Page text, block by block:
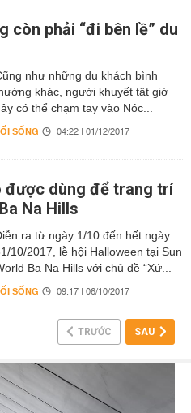
còn phải “đi bên lề” du
như những du khách bình
khác, người khuyết tật giờ
có thể chạm tay vào Nóc...
SỐNG 04:22 | 01/12/2017
được dùng để trang trí
Na Hills
ra từ ngày 1/10 đến hết ngày
10/2017, lễ hội Halloween tại Sun
Ba Na Hills với chủ đề “Xứ...
SỐNG 09:17 | 06/10/2017
TRƯỚC SAU